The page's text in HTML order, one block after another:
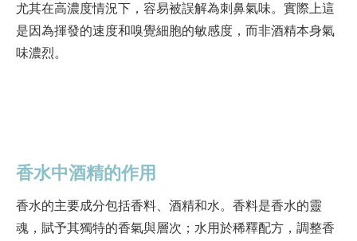
尤其在高濃度情況下，容易被誤解為刺鼻氣味。實際上這
是因為揮發的速度和嗅覺細胞的敏感度，而非酒精本身氣
味濃烈。
香水中酒精的作用
香水的主要成分包括香料、酒精和水。香料是香水的靈
魂，賦予其獨特的香氣與層次；水用於稀釋配方，調整香